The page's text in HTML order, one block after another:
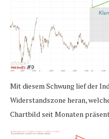
Mit diesem Schwung lief der
Widerstandszone heran,
Chartbild seit Monaten